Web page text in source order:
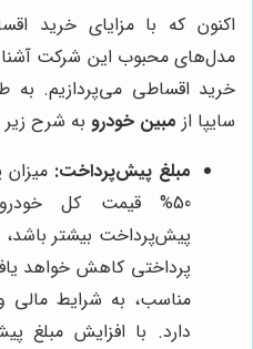
اکنون که با مزایای خرید
مدل‌های محبوب این شرکت آشنا
خرید اقساطی می‌پردازیم. به
سایپا از مبین خودرو به شرح
مبلغ پیش‌پرداخت:
50% قیمت کل
پیش‌پرداخت بیشتر
پرداختی کاهش خواهد
مناسب، به شرایط مالی
دارد. با افزایش مبلغ